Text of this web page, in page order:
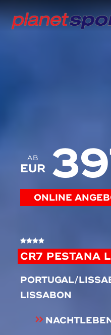
CR7 PESTANA
PORTUGAL/
LISSABON
AB
EUR
ONLINE